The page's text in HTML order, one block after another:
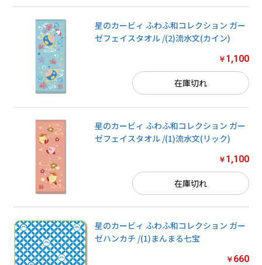
星のカービィ ふわふ和コレクション ガー
ゼフェイスタオル /(2)流水文(カイン)
￥ 1,100
在庫切れ
星のカービィ ふわふ和コレクション ガー
ゼフェイスタオル /(1)流水文(リック)
￥ 1,100
在庫切れ
星のカービィ ふわふ和コレクション ガー
ゼハンカチ /(1)まんまる七宝
￥ 660